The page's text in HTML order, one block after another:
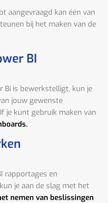
aangevraagd kan één van
bij het maken van de
BI
Bi is bewerkstelligt, kun je
jouw gewenste
je kunt gebruik maken van
rapportages en
je aan de slag met het
nemen van beslissingen